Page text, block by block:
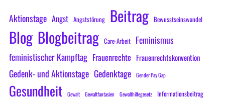
Aktionstage Angst Angststörung Beitrag Bewusstseinswandel
Blog Blogbeitrag Care-Arbeit Feminismus
feministischer Kampftag Frauenrechte Frauenrechtskonvention
Gedenk- und Aktionstage Gedenktage Gender Pay Gap
Gesundheit Gewalt Gewaltfantasien Gewalthilfegesetz Informationsbeitrag